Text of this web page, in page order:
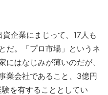
企業にまじって、17人も
だ。「プロ市場」というネ
にはなじみが薄いのだが、
業会社であること、3億円
を有することとしてい